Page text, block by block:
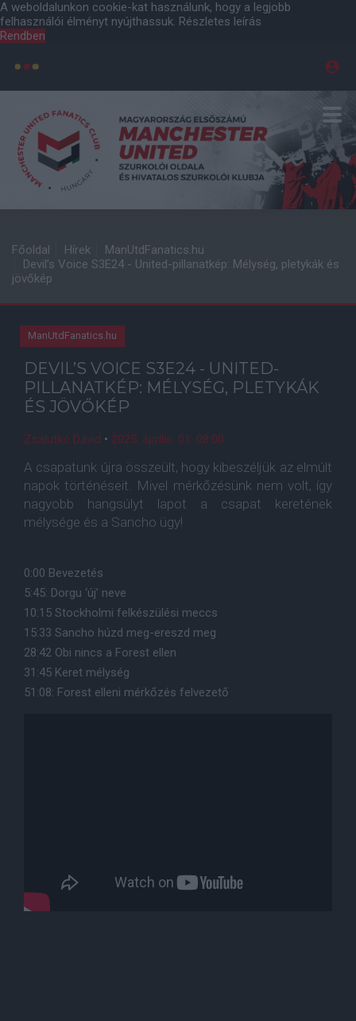
A weboldalunkon cookie-kat használunk, hogy a legjobb
felhasználói élményt nyújthassuk. Részletes leírás
Rendben
Főoldal Hírek
ManUtdFanatics.hu
Devil’s Voice S3E24 - United-pillanatkép: Mélység, pletykák és
jövőkép
ManUtdFanatics.hu
DEVIL’S VOICE S3E24 - UNITED-
PILLANATKÉP: MÉLYSÉG, PLETYKÁK
ÉS JÖVŐKÉP
Zsalutkó Dávid • 2025. április. 01. 08:00
A csapatunk újra összeült, hogy kibeszéljük az elmúlt
napok történéseit. Mivel mérkőzésünk nem volt, így
nagyobb hangsúlyt lapot a csapat keretének
mélysége és a Sancho ügy!
0:00 Bevezetés
5:45: Dorgu ‘új’ neve
10:15 Stockholmi felkészülési meccs
15:33 Sancho húzd meg-ereszd meg
28:42 Obi nincs a Forest ellen
31:45 Keret mélység
51:08: Forest elleni mérkőzés felvezető